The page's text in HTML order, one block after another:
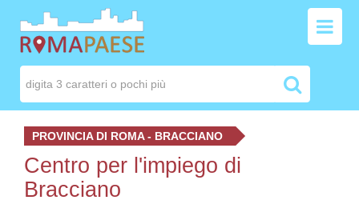
PROVINCIA DI ROMA - BRACCIANO
Centro per l'impiego di
Bracciano